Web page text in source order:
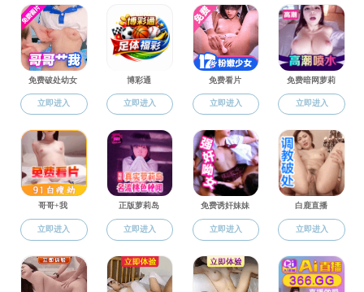
专业介绍
培养方案
教学平台
教学获奖
规章制度
教学